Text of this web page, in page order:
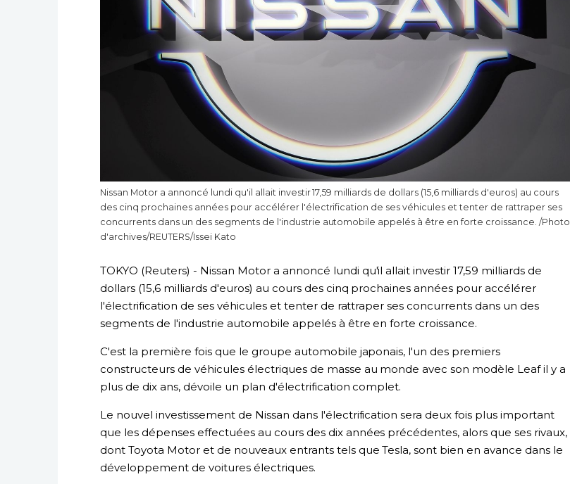
Nissan Motor a annoncé lundi qu'il allait investir 17,59 milliards de dollars (15,6 milliards d'euros) au cours
des cinq prochaines années pour accélérer l'électrification de ses véhicules et tenter de rattraper ses
concurrents dans un des segments de l'industrie automobile appelés à être en forte croissance. /Photo
d'archives/REUTERS/Issei Kato
TOKYO (Reuters) - Nissan Motor a annoncé lundi qu'il allait investir 17,59 milliards de
dollars (15,6 milliards d'euros) au cours des cinq prochaines années pour accélérer
l'électrification de ses véhicules et tenter de rattraper ses concurrents dans un des
segments de l'industrie automobile appelés à être en forte croissance.
C'est la première fois que le groupe automobile japonais, l'un des premiers
constructeurs de véhicules électriques de masse au monde avec son modèle Leaf il y a
plus de dix ans, dévoile un plan d'électrification complet.
Le nouvel investissement de Nissan dans l'électrification sera deux fois plus important
que les dépenses effectuées au cours des dix années précédentes, alors que ses rivaux,
dont Toyota Motor et de nouveaux entrants tels que Tesla, sont bien en avance dans le
développement de voitures électriques.